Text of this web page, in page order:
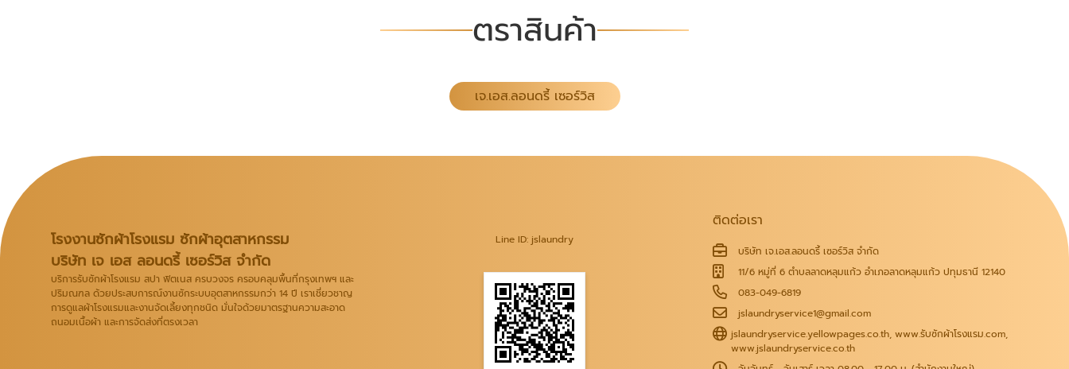
ตราสินค้า
เจ.เอส.ลอนดรี้ เซอร์วิส
โรงงานซักผ้าโรงแรม ซักผ้าอุตสาหกรรม
บริษัท เจ เอส ลอนดรี้ เซอร์วิส จำกัด
บริการรับซักผ้าโรงแรม สปา ฟิตเนส ครบวงจร ครอบคลุมพื้นที่กรุงเทพฯ และ
ปริมณฑล ด้วยประสบการณ์งานซักระบบอุตสาหกรรมกว่า 14 ปี เราเชี่ยวชาญ
การดูแลผ้าโรงแรมและงานจัดเลี้ยงทุกชนิด มั่นใจด้วยมาตรฐานความสะอาด
ถนอมเนื้อผ้า และการจัดส่งที่ตรงเวลา
Line ID: jslaundry
ติดต่อเรา
บริษัท เจ.เอส.ลอนดรี้ เซอร์วิส จำกัด
11/6 หมู่ที่ 6 ตำบลลาดหลุมแก้ว อำเภอลาดหลุมแก้ว ปทุมธานี 12140
083-049-6819
jslaundryservice1@gmail.com
jslaundryservice.yellowpages.co.th, www.รับซักผ้าโรงแรม.com,
www.jslaundryservice.co.th